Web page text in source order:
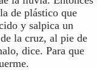
de plástico que
y salpica un
la cruz, al pie de
dice. Para que